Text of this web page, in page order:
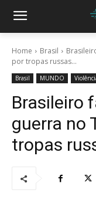
Home Brasil
por tropas russas...
Brasil MUNDO
Brasileiro
guerra no
tropas